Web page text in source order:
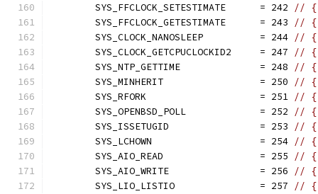
	SYS_FFCLOCK_SETESTIMATE      = 242
// {
	SYS_FFCLOCK_GETESTIMATE      = 243
// {
	SYS_CLOCK_NANOSLEEP          = 244
// {
	SYS_CLOCK_GETCPUCLOCKID2     = 247
// {
	SYS_NTP_GETTIME              = 248
// {
	SYS_MINHERIT                 = 250
// {
	SYS_RFORK                    = 251
// {
	SYS_OPENBSD_POLL             = 252
// {
	SYS_ISSETUGID                = 253
// {
	SYS_LCHOWN                   = 254
// {
	SYS_AIO_READ                 = 255
// {
	SYS_AIO_WRITE                = 256
// {
	SYS_LIO_LISTIO               = 257
// {